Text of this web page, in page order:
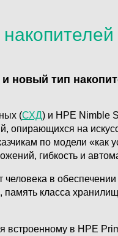
новый тип
(СХД) и HPE Nimble
на
по модели «как
гибкость и
в обеспечении
, память класса
встроенному в HPE